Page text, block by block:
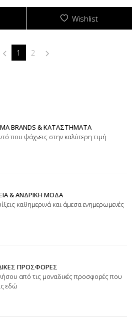
Wishlist
1 2
BRANDS & ΚΑΤΑΣΤΗΜΑΤΑ
που ψάχνεις στην καλύτερη τιμή
& ΑΝΔΡΙΚΗ ΜΟΔΑ
καθημερινά και άμεσα ενημερωμενές
ΠΡΟΣΦΟΡΕΣ
από τις μοναδικές προσφορές που
εδώ